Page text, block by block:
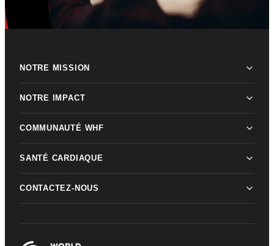
NOTRE MISSION
NOTRE IMPACT
COMMUNAUTÉ WHF
SANTÉ CARDIAQUE
CONTACTEZ-NOUS